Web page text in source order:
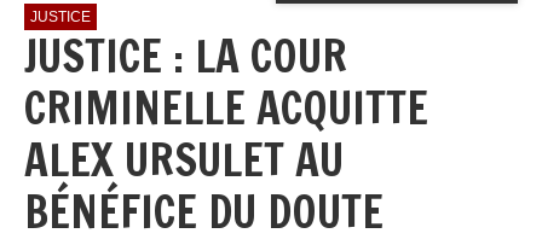
JUSTICE
JUSTICE : LA COUR
CRIMINELLE ACQUITTE
ALEX URSULET AU
BÉNÉFICE DU DOUTE